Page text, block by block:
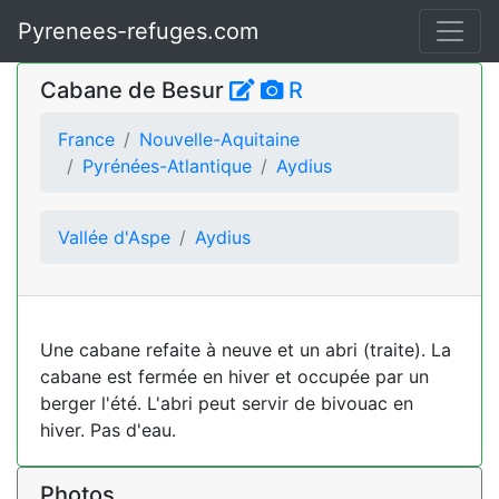
Pyrenees-refuges.com
Cabane de Besur R
France
Nouvelle-Aquitaine
Pyrénées-Atlantique
Aydius
Vallée d'Aspe Aydius
Une cabane refaite à neuve et un abri (traite). La
cabane est fermée en hiver et occupée par un
berger l'été. L'abri peut servir de bivouac en
hiver. Pas d'eau.